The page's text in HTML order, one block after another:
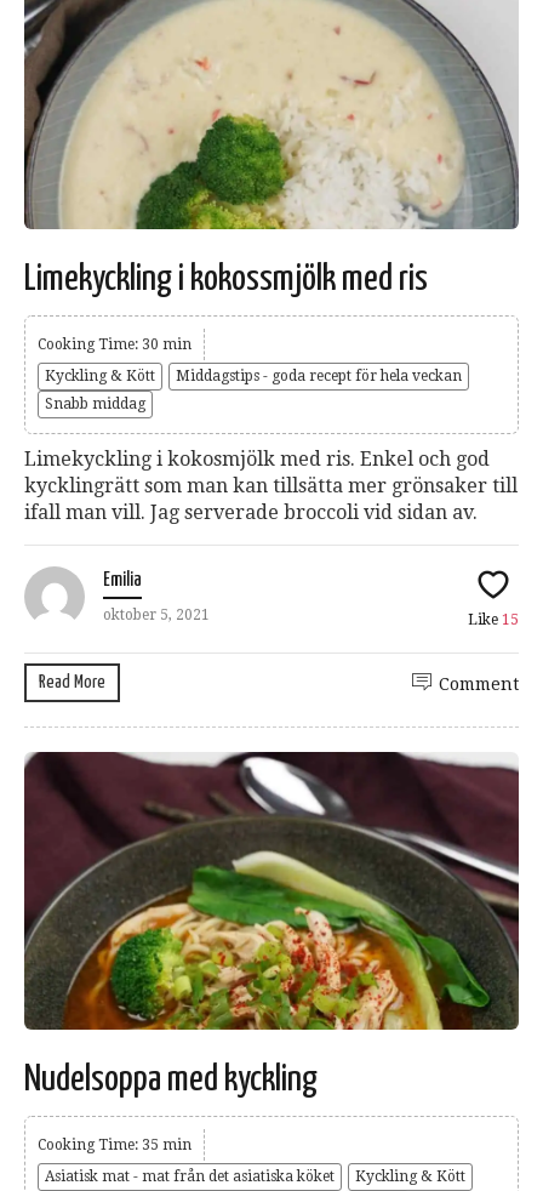
Limekyckling i kokossmjölk med ris
Cooking Time: 30 min
Kyckling & Kött
Middagstips - goda recept för hela veckan
Snabb middag
Limekyckling i kokosmjölk med ris. Enkel och god
kycklingrätt som man kan tillsätta mer grönsaker till
ifall man vill. Jag serverade broccoli vid sidan av.
Emilia
oktober 5, 2021 Like 15
Read More Comment
Nudelsoppa med kyckling
Cooking Time: 35 min
Asiatisk mat - mat från det asiatiska köket
Kyckling & Kött